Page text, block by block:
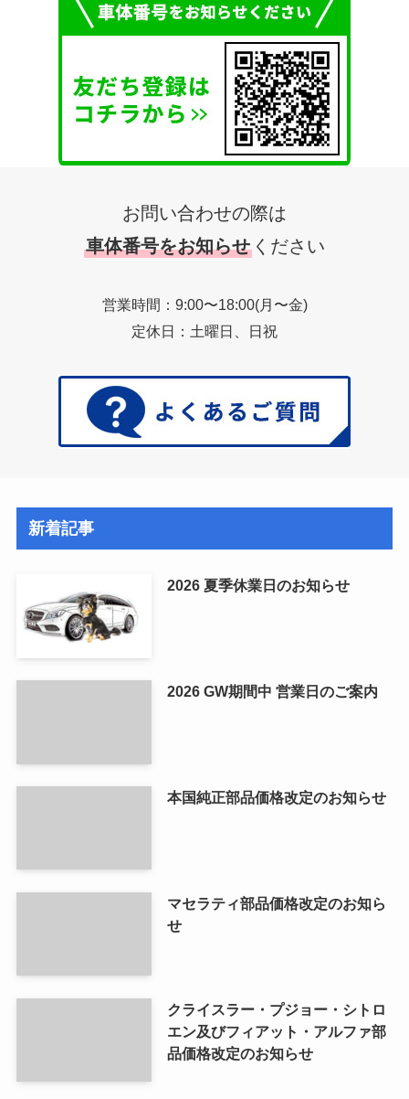
お問い合わせの際は
車体番号をお知らせ ください
営業時間：9:00〜18:00(月〜金)
定休日：土曜日、日祝
新着記事
2026 夏季休業日のお知らせ
2026 GW期間中 営業日のご案内
本国純正部品価格改定のお知らせ
マセラティ部品価格改定のお知ら
せ
クライスラー・プジョー・シトロ
エン及びフィアット・アルファ部
品価格改定のお知らせ